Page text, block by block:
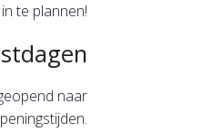
te plannen!
naar